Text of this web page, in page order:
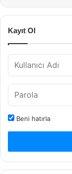
Kayıt Ol
Beni hatırla